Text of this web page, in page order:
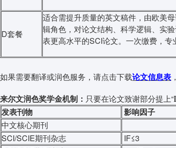
D套餐
适合需提升质量的英文稿件，由欧美
辑角色，对论文结构、科学逻辑、实
表更高水平的SCI论文。一次缴费，专
如果需要翻译或润色服务，请点击下载论文信息表 ，
来尔文润色奖学金机制： 只要在论文致谢部分提上“
发表刊物
影响因子
中文核心期刊
SCI/SCIE期刊杂志
IF≤3